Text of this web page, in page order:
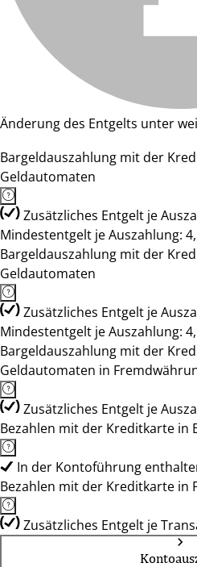
Änderung des Entgelts unter
Bargeldauszahlung mit der
Geldautomaten
Zusätzliches Entgelt je
Mindestentgelt je Auszahlung:
Bargeldauszahlung mit der
Geldautomaten
Zusätzliches Entgelt je
Mindestentgelt je Auszahlung:
Bargeldauszahlung mit der
Geldautomaten in
Zusätzliches Entgelt je
Bezahlen mit der Kreditkarte in
In der Kontoführung
Bezahlen mit der Kreditkarte in
Zusätzliches Entgelt je